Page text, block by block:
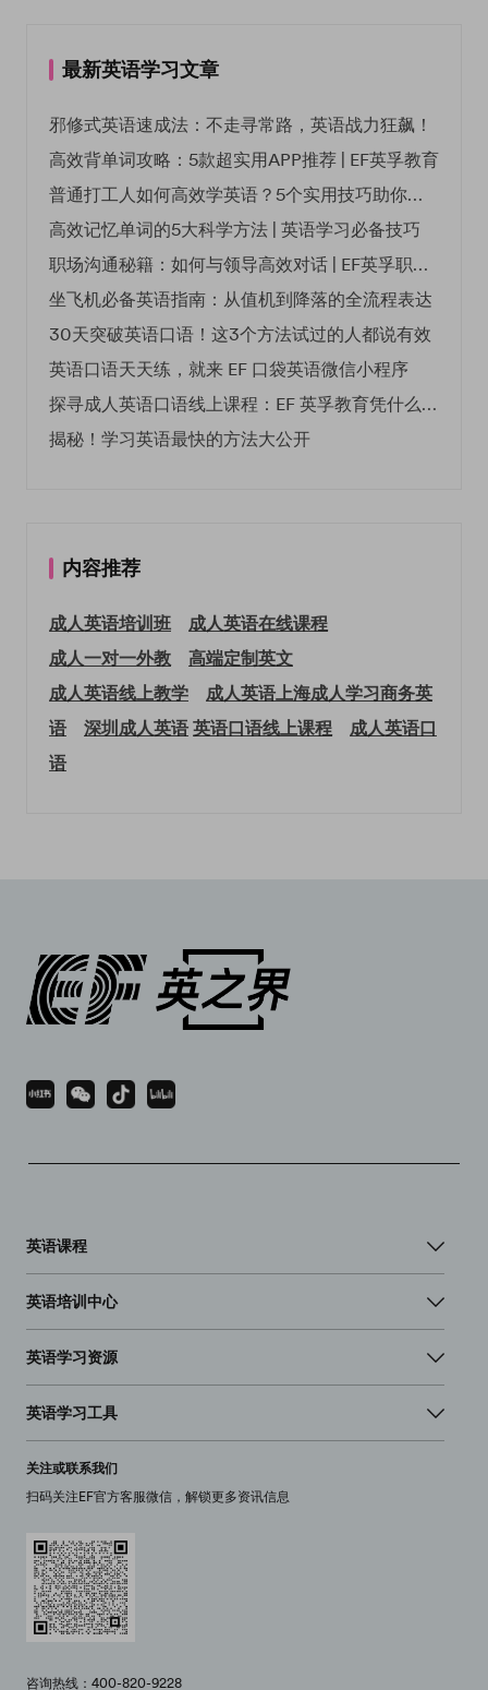
最新英语学习文章
邪修式英语速成法：不走寻常路，英语战力狂飙！
高效背单词攻略：5款超实用APP推荐 | EF英孚教育
普通打工人如何高效学英语？5个实用技巧助你突破职场瓶颈
高效记忆单词的5大科学方法 | 英语学习必备技巧
职场沟通秘籍：如何与领导高效对话 | EF英孚职场指南
坐飞机必备英语指南：从值机到降落的全流程表达
30天突破英语口语！这3个方法试过的人都说有效
英语口语天天练，就来 EF 口袋英语微信小程序
探寻成人英语口语线上课程：EF 英孚教育凭什么领航
揭秘！学习英语最快的方法大公开
内容推荐
成人英语培训班
成人英语在线课程
成人一对一外教
高端定制英文
成人英语线上教学
成人英语上海成人学习商务英
语
深圳成人英语英语口语线上课程
成人英语口
语
英语课程
英语培训中心
英语学习资源
英语学习工具
关注或联系我们
扫码关注EF官方客服微信，解锁更多资讯信息
咨询热线：400-820-9228